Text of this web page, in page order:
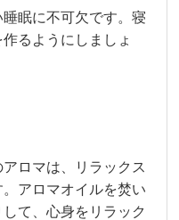
眠に不可欠です。寝
るようにしましょ
ロマは、リラックス
アロマオイルを焚い
て、心身をリラック